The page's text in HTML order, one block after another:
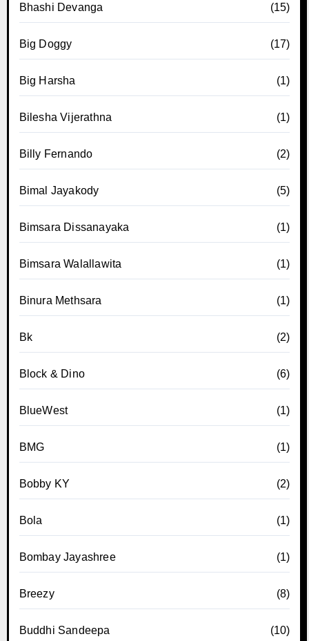
Bhashi Devanga (15)
Big Doggy (17)
Big Harsha (1)
Bilesha Vijerathna (1)
Billy Fernando (2)
Bimal Jayakody (5)
Bimsara Dissanayaka (1)
Bimsara Walallawita (1)
Binura Methsara (1)
Bk (2)
Block & Dino (6)
BlueWest (1)
BMG (1)
Bobby KY (2)
Bola (1)
Bombay Jayashree (1)
Breezy (8)
Buddhi Sandeepa (10)